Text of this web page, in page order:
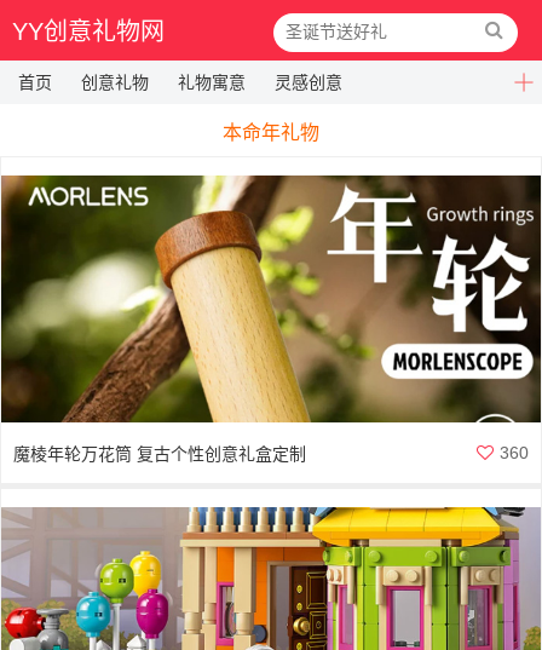
YY创意礼物网
首页 创意礼物 礼物寓意 灵感创意
本命年礼物
魔棱年轮万花筒 复古个性创意礼盒定制 360